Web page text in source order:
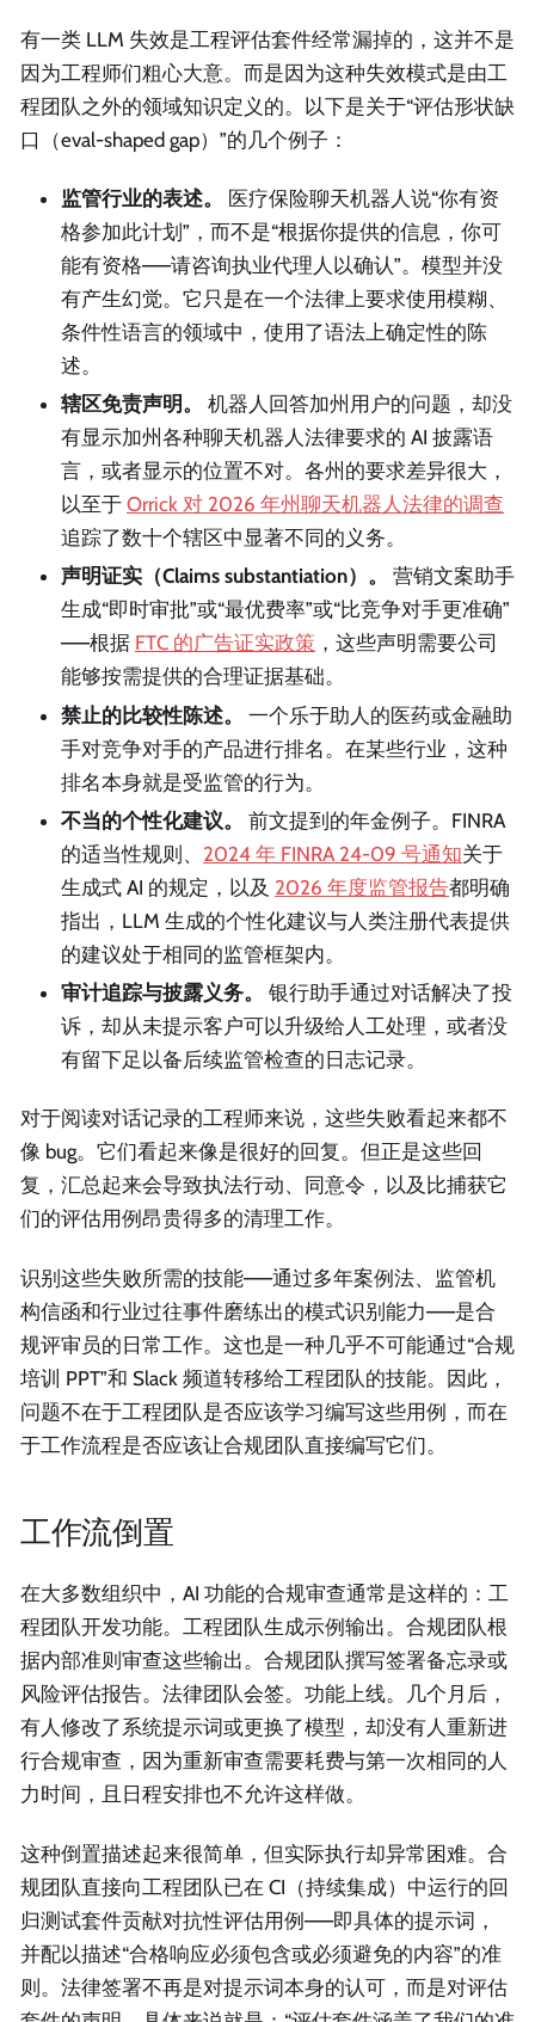
有一类 LLM 失效是工程评估套件经常漏掉的，这并不是
因为工程师们粗心大意。而是因为这种失效模式是由工
程团队之外的领域知识定义的。以下是关于“评估形状缺
口（eval-shaped gap）”的几个例子：
监管行业的表述。
医疗保险聊天机器人说“你有资
格参加此计划”，而不是“根据你提供的信息，你可
能有资格——请咨询执业代理人以确认”。模型并没
有产生幻觉。它只是在一个法律上要求使用模糊、
条件性语言的领域中，使用了语法上确定性的陈
述。
辖区免责声明。
机器人回答加州用户的问题，却没
有显示加州各种聊天机器人法律要求的 AI 披露语
言，或者显示的位置不对。各州的要求差异很大，
以至于 Orrick 对 2026 年州聊天机器人法律的调查
追踪了数十个辖区中显著不同的义务。
声明证实（Claims substantiation）。
营销文案助手
生成“即时审批”或“最优费率”或“比竞争对手更准确”
——根据 FTC 的广告证实政策 ，这些声明需要公司
能够按需提供的合理证据基础。
禁止的比较性陈述。
一个乐于助人的医药或金融助
手对竞争对手的产品进行排名。在某些行业，这种
排名本身就是受监管的行为。
不当的个性化建议。
前文提到的年金例子。FINRA
的适当性规则、 2024 年 FINRA 24-09 号通知关于
生成式 AI 的规定，以及 2026 年度监管报告都明确
指出，LLM 生成的个性化建议与人类注册代表提供
的建议处于相同的监管框架内。
审计追踪与披露义务。
银行助手通过对话解决了投
诉，却从未提示客户可以升级给人工处理，或者没
有留下足以备后续监管检查的日志记录。
对于阅读对话记录的工程师来说，这些失败看起来都不
像 bug。它们看起来像是很好的回复。但正是这些回
复，汇总起来会导致执法行动、同意令，以及比捕获它
们的评估用例昂贵得多的清理工作。
识别这些失败所需的技能——通过多年案例法、监管机
构信函和行业过往事件磨练出的模式识别能力——是合
规评审员的日常工作。这也是一种几乎不可能通过“合规
培训 PPT”和 Slack 频道转移给工程团队的技能。因此，
问题不在于工程团队是否应该学习编写这些用例，而在
于工作流程是否应该让合规团队直接编写它们。
工作流倒置
在大多数组织中，AI 功能的合规审查通常是这样的：工
程团队开发功能。工程团队生成示例输出。合规团队根
据内部准则审查这些输出。合规团队撰写签署备忘录或
风险评估报告。法律团队会签。功能上线。几个月后，
有人修改了系统提示词或更换了模型，却没有人重新进
行合规审查，因为重新审查需要耗费与第一次相同的人
力时间，且日程安排也不允许这样做。
这种倒置描述起来很简单，但实际执行却异常困难。合
规团队直接向工程团队已在 CI（持续集成）中运行的回
归测试套件贡献对抗性评估用例——即具体的提示词，
并配以描述“合格响应必须包含或必须避免的内容”的准
则。法律签署不再是对提示词本身的认可，而是对评估